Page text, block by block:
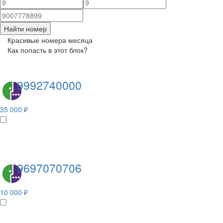
Найти номер
Красивые номера месяца
Как попасть в этот блок?
9992740000
35 000 ₽
9697070706
10 000 ₽